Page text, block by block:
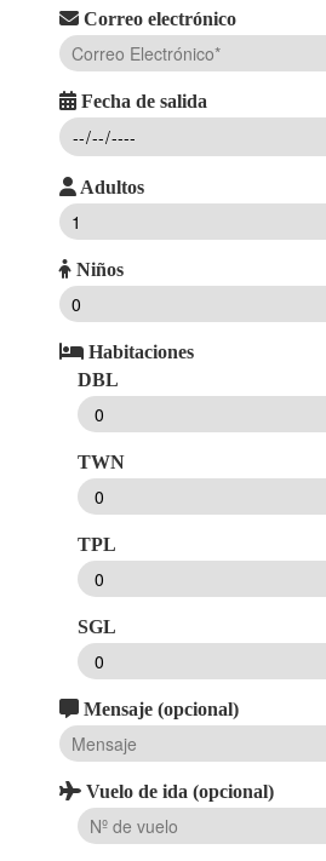
Correo electrónico
Fecha de salida
Adultos
Niños
Habitaciones
DBL
TWN
TPL
SGL
Mensaje (opcional)
Vuelo de ida (opcional)